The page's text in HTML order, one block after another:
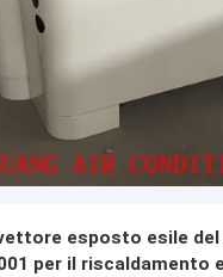
esposto esile del
per il